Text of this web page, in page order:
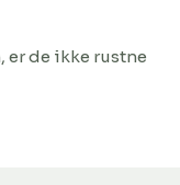
er de ikke rustne